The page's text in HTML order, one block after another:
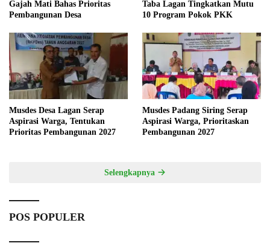
Gajah Mati Bahas Prioritas
Pembangunan Desa
Taba Lagan Tingkatkan Mutu
10 Program Pokok PKK
Musdes Desa Lagan Serap
Aspirasi Warga, Tentukan
Prioritas Pembangunan 2027
Musdes Padang Siring Serap
Aspirasi Warga, Prioritaskan
Pembangunan 2027
Selengkapnya
POS POPULER